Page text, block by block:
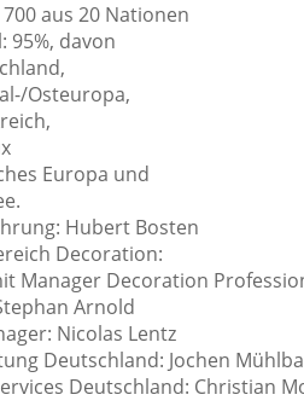
aus 20 Nationen
95%, davon
Osteuropa,
Europa und
Hubert Bosten
Decoration:
Manager Decoration
Arnold
Nicolas Lentz
Deutschland: Jochen
Deutschland: Christian